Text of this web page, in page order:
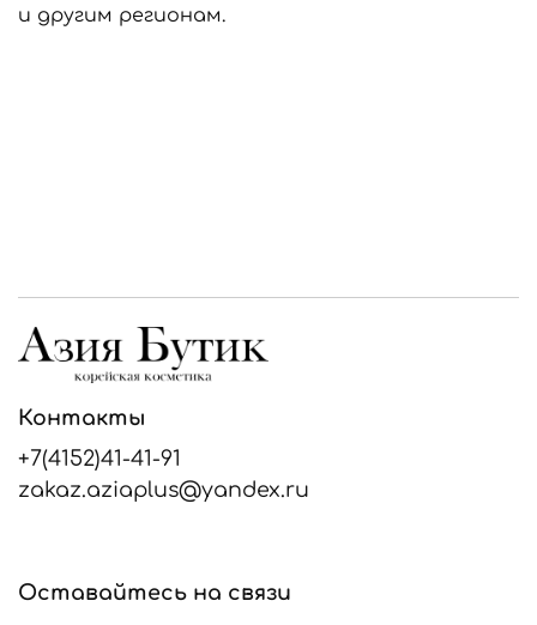
и другим регионам.
Контакты
+7(4152)41-41-91
zakaz.aziaplus@yandex.ru
Оставайтесь на связи